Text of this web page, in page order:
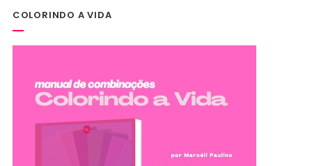
COLORINDO A VIDA